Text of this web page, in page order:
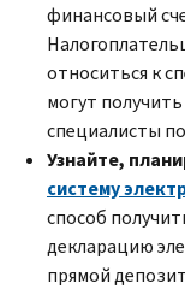
финансовый
относиться к
могут
специалисты
Узнайте,
систему
способ
декларацию
прямой